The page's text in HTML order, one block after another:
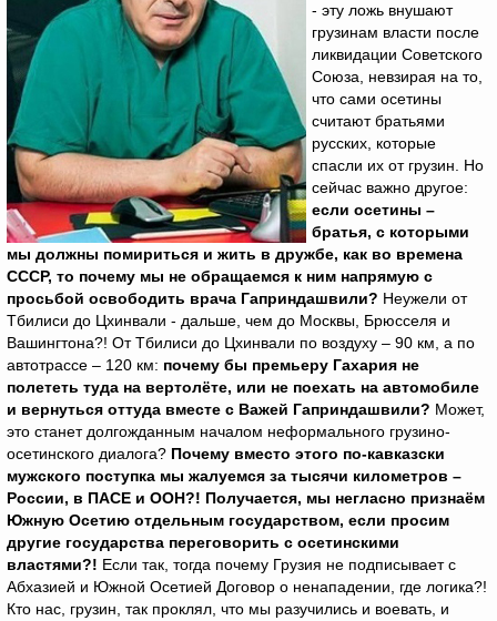
- эту ложь внушают
грузинам власти после
ликвидации Советского
Союза, невзирая на то,
что сами осетины
считают братьями
русских, которые
спасли их от грузин. Но
сейчас важно другое:
если осетины –
братья, с которыми
мы должны помириться и жить в дружбе, как во времена
СССР, то почему мы не обращаемся к ним напрямую с
просьбой освободить врача Гаприндашвили? Неужели от
Тбилиси до Цхинвали - дальше, чем до Москвы, Брюсселя и
Вашингтона?! От Тбилиси до Цхинвали по воздуху – 90 км, а по
автотрассе – 120 км: почему бы премьеру Гахария не
полететь туда на вертолёте, или не поехать на автомобиле
и вернуться оттуда вместе с Важей Гаприндашвили? Может,
это станет долгожданным началом неформального грузино-
осетинского диалога? Почему вместо этого по-кавказски
мужского поступка мы жалуемся за тысячи километров –
России, в ПАСЕ и ООН?! Получается, мы негласно признаём
Южную Осетию отдельным государством, если просим
другие государства переговорить с осетинскими
властями?! Если так, тогда почему Грузия не подписывает с
Абхазией и Южной Осетией Договор о ненападении, где логика?!
Кто нас, грузин, так проклял, что мы разучились и воевать, и